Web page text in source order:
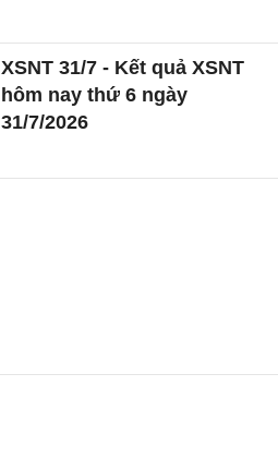
XSNT 31/7 - Kết quả XSNT
hôm nay thứ 6 ngày
31/7/2026